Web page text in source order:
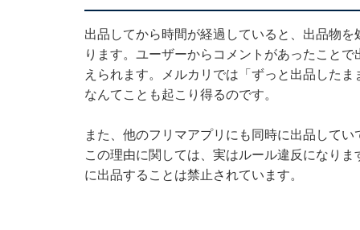
出品してから時間が経過していると、出品物
ります。ユーザーからコメントがあったこと
えられます。メルカリでは「ずっと出品した
なんてことも起こり得るのです。
また、他のフリマアプリにも同時に出品して
この理由に関しては、実はルール違反になり
に出品することは禁止されています。